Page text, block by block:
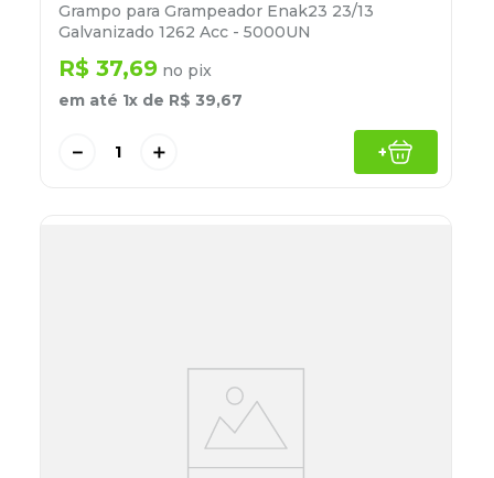
Grampo para Grampeador Enak23 23/13
Galvanizado 1262 Acc - 5000UN
R$ 37,69 no pix
em até 1x de R$ 39,67
＋
－ +